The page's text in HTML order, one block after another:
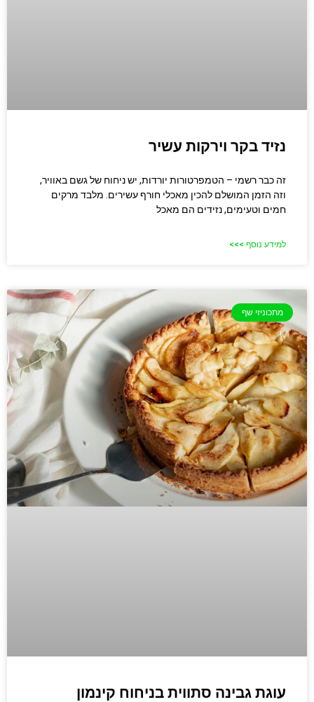
נזיד בקר וירקות עשיר
זה כבר רשמי – הטמפרטורות יורדות, יש ניחוח של גשם באוויר,
וזה הזמן המושלם להכין מאכלי חורף עשירים. מלבד מרקים
חמים וטעימים, נזידים הם מאכל
למידע נוסף >>>
מתכוניזי שף
עוגת גבינה סתווית בניחוח קינמון